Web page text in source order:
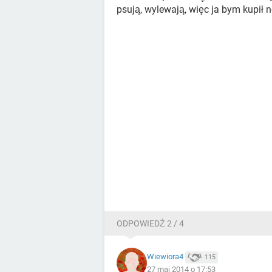
psują, wylewają, więc ja bym kupił
ODPOWIEDŹ 2 / 4
Wiewiora4 115
27 maj 2014 o 17:53